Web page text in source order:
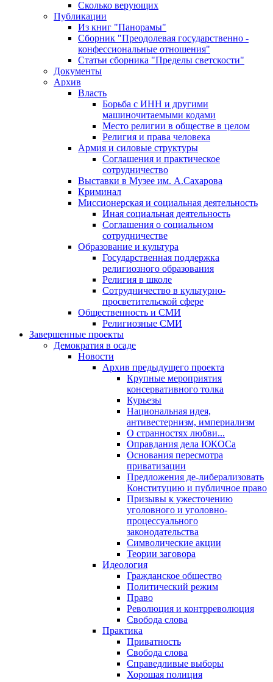
Сколько верующих
Публикации
Из книг "Панорамы"
Сборник "Преодолевая государственно -
конфессиональные отношения"
Статьи сборника "Пределы светскости"
Документы
Архив
Власть
Борьба с ИНН и другими
машиночитаемыми кодами
Место религии в обществе в целом
Религия и права человека
Армия и силовые структуры
Соглашения и практическое
сотрудничество
Выставки в Музее им. А.Сахарова
Криминал
Миссионерская и социальная деятельность
Иная социальная деятельность
Соглашения о социальном
сотрудничестве
Образование и культура
Государственная поддержка
религиозного образования
Религия в школе
Сотрудничество в культурно-
просветительской сфере
Общественность и СМИ
Религиозные СМИ
Завершенные проекты
Демократия в осаде
Новости
Архив предыдущего проекта
Крупные мероприятия
консервативного толка
Курьезы
Национальная идея,
антивестернизм, империализм
О странностях любви...
Оправдания дела ЮКОСа
Основания пересмотра
приватизации
Предложения де-либерализовать
Конституцию и публичное право
Призывы к ужесточению
уголовного и уголовно-
процессуального
законодательства
Символические акции
Теории заговора
Идеология
Гражданское общество
Политический режим
Право
Революция и контрреволюция
Свобода слова
Практика
Приватность
Свобода слова
Справедливые выборы
Хорошая полиция